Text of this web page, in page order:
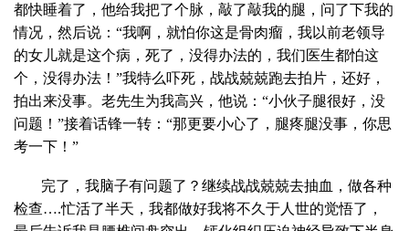
都快睡着了，他给我把了个脉，敲了敲我的腿，问了下我的
情况，然后说：“我啊，就怕你这是骨肉瘤，我以前老领导
的女儿就是这个病，死了，没得办法的，我们医生都怕这
个，没得办法！”我特么吓死，战战兢兢跑去拍片，还好，
拍出来没事。老先生为我高兴，他说：“小伙子腿很好，没
问题！”接着话锋一转：“那更要小心了，腿疼腿没事，你思
考一下！”
完了，我脑子有问题了？继续战战兢兢去抽血，做各种
检查….忙活了半天，我都做好我将不久于人世的觉悟了，